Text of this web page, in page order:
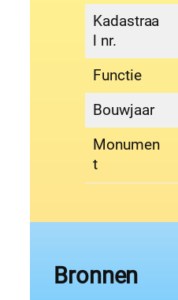
Kadastraa
l nr.
Functie
Bouwjaar
Monumen
t
Bronnen